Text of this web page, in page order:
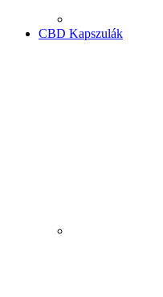
CBD Kapszulák